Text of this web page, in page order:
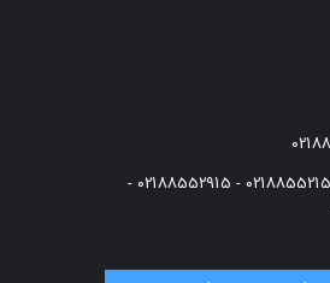
شماره تماس : 02188552151 - 02188552915 -